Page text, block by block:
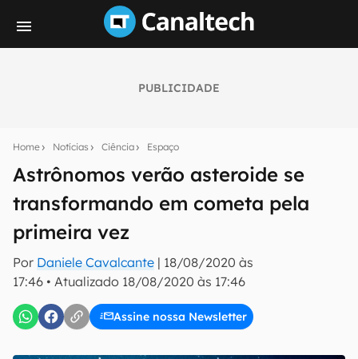
PUBLICIDADE
Home Notícias Ciência Espaço
Astrônomos verão asteroide se
transformando em cometa pela
primeira vez
Por Daniele Cavalcante | 18/08/2020 às
17:46 • Atualizado 18/08/2020 às 17:46
Assine nossa Newsletter
notícias e reviews sobre tecnologia em primeira
mão.
E-mail
inscreva-se
Confirmo que li, aceito e concordo com os Termos de
Uso e Política de Privacidade do Canaltech.